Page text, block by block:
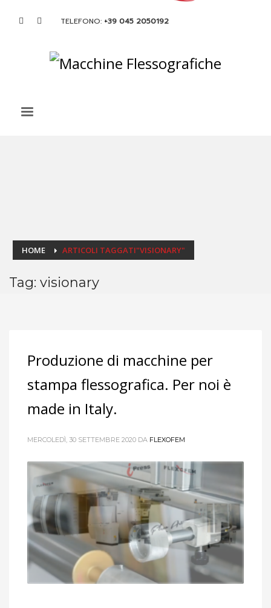
TELEFONO: +39 045 2050192
HOME ARTICOLI TAGGATI"VISIONARY"
Tag: visionary
Produzione di macchine per
stampa flessografica. Per noi è
made in Italy.
MERCOLEDÌ, 30 SETTEMBRE 2020 DA FLEXOFEM